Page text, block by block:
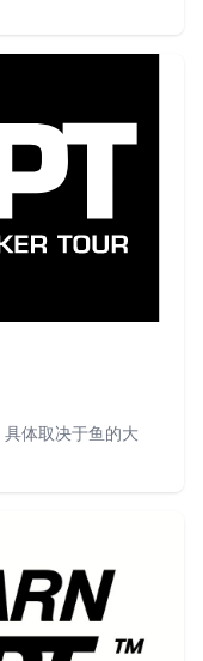
体取决于鱼的大